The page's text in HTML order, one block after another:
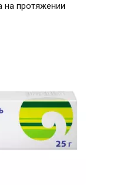
на протяжении